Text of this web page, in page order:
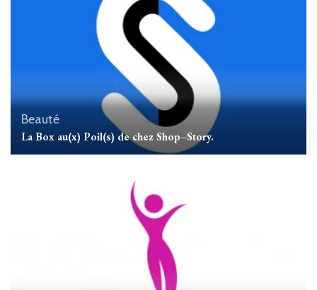
Beauté
La Box au(x) Poil(s) de chez Shop–Story.